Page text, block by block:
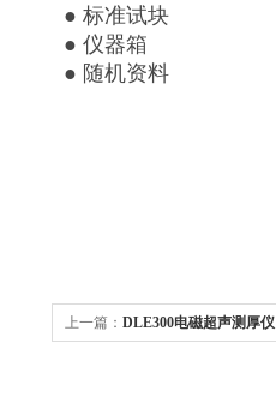
● 标准试块
● 仪器箱
● 随机资料
上一篇： DLE300电磁超声测厚仪